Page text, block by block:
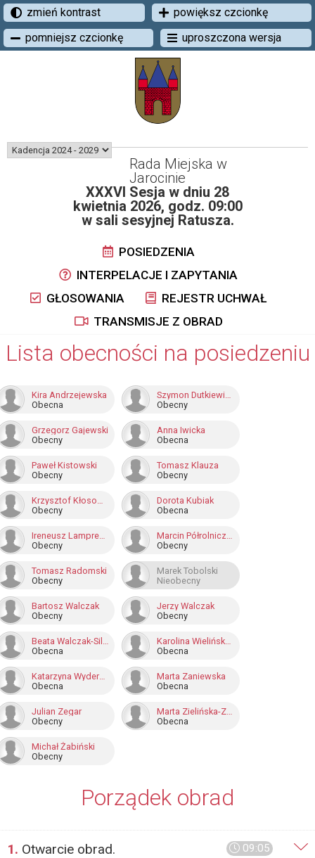
zmień kontrast
powiększ czcionkę
pomniejsz czcionkę
uproszczona wersja
Rada Miejska w
Jarocinie
XXXVI Sesja w dniu 28
kwietnia 2026, godz. 09:00
w sali sesyjnej Ratusza.
POSIEDZENIA
INTERPELACJE I ZAPYTANIA
GŁOSOWANIA
REJESTR UCHWAŁ
TRANSMISJE Z OBRAD
Lista obecności na posiedzeniu
Kira Andrzejewska
Obecna
Szymon Dutkiewicz
Obecny
Grzegorz Gajewski
Obecny
Anna Iwicka
Obecna
Paweł Kistowski
Obecny
Tomasz Klauza
Obecny
Krzysztof Kłosowski
Obecny
Dorota Kubiak
Obecna
Ireneusz Lamprecht
Obecny
Marcin Półrolniczak
Obecny
Tomasz Radomski
Obecny
Marek Tobolski
Nieobecny
Bartosz Walczak
Obecny
Jerzy Walczak
Obecny
Beata Walczak-Silińska
Obecna
Karolina Wielińska-Kuś
Obecna
Katarzyna Wyderkiewicz
Obecna
Marta Zaniewska
Obecna
Julian Zegar
Obecny
Marta Zielińska-Zaworska
Obecna
Michał Żabiński
Obecny
Porządek obrad
09:05
1. Otwarcie obrad.